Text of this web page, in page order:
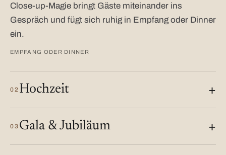
Close-up-Magie bringt Gäste miteinander ins
Gespräch und fügt sich ruhig in Empfang oder Dinner
ein.
EMPFANG ODER DINNER
02 Hochzeit
03 Gala & Jubiläum